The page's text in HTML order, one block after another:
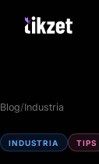
Blog/Industria
INDUSTRIA TIPS